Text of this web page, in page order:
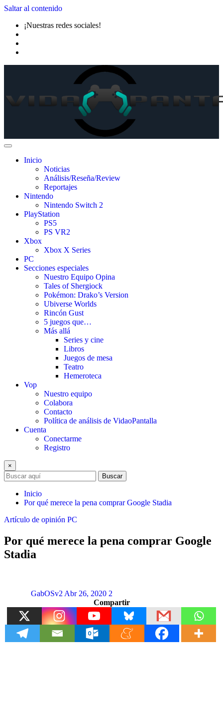
Saltar al contenido
¡Nuestras redes sociales!
Inicio
Noticias
Análisis/Reseña/Review
Reportajes
Nintendo
Nintendo Switch 2
PlayStation
PS5
PS VR2
Xbox
Xbox X Series
PC
Secciones especiales
Nuestro Equipo Opina
Tales of Shergiock
Pokémon: Drako’s Version
Ubiverse Worlds
Rincón Gust
5 juegos que…
Más allá
Series y cine
Libros
Juegos de mesa
Teatro
Hemeroteca
Vop
Nuestro equipo
Colabora
Contacto
Política de análisis de VidaoPantalla
Cuenta
Conectarme
Registro
×
Buscar
Inicio
Por qué merece la pena comprar Google Stadia
Artículo de opinión PC
Por qué merece la pena comprar Google
Stadia
GabOSv2 Abr 26, 2020 2
Compartir